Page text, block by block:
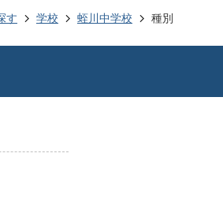
す 学校 蛭川中学校 種別